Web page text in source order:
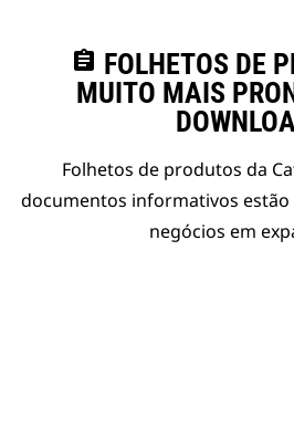
assignment FOLHETOS DE
MUITO MAIS
Folhetos de produtos da
documentos informativos estão
negócios em